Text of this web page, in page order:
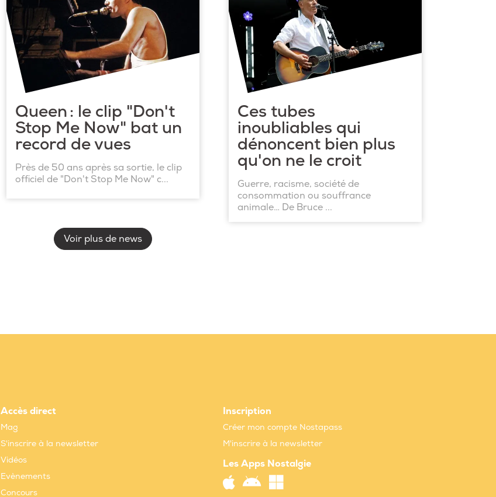
Queen : le clip "Don't
Stop Me Now" bat un
record de vues
Près de 50 ans après sa sortie, le clip
officiel de "Don't Stop Me Now" c...
Ces tubes
inoubliables qui
dénoncent bien plus
qu'on ne le croit
Guerre, racisme, société de
consommation ou souffrance
animale… De Bruce ...
Voir plus de news
Accès direct
Mag
S'inscrire à la newsletter
Vidéos
Evènements
Concours
Inscription
Créer mon compte Nostapass
M'inscrire à la newsletter
Les Apps Nostalgie